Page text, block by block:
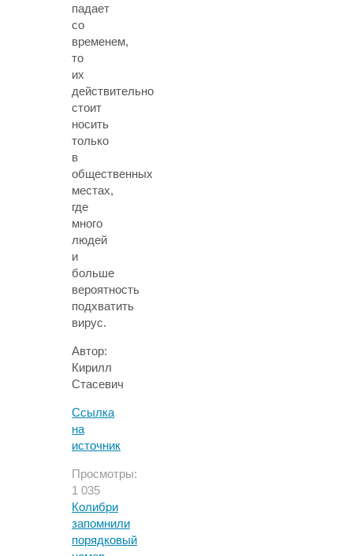
падает
со
временем,
то
их
действительно
стоит
носить
только
в
общественных
местах,
где
много
людей
и
больше
вероятность
подхватить
вирус.
Автор:
Кирилл
Стасевич
Ссылка
на
источник
Просмотры:
1 035
Колибри
запомнили
порядковый